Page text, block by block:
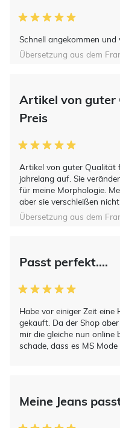
Schnell angekommen
Übersetzung aus dem
Artikel von guter
Preis
Artikel von guter Qualität
jahrelang auf. Sie
für meine Morphologie.
aber sie verschleißen nicht
Übersetzung aus dem
Passt perfekt....
Habe vor einiger Zeit eine
gekauft. Da der Shop
mir die gleiche nun
schade, dass es MS
Meine Jeans